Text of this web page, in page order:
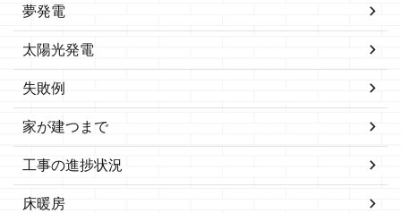
夢発電
太陽光発電
失敗例
家が建つまで
工事の進捗状況
床暖房